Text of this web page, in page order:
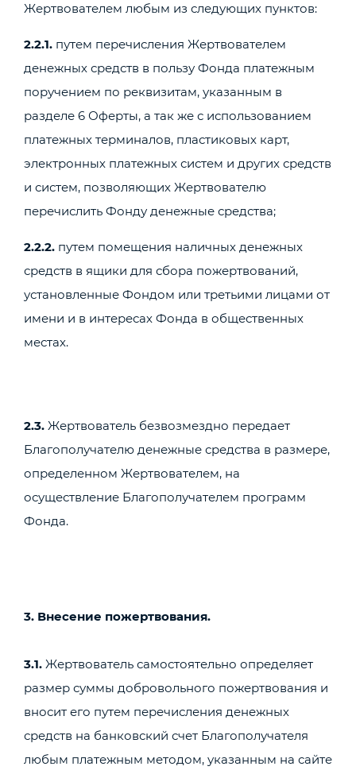
Жертвователем любым из следующих пунктов:
2.2.1. путем перечисления Жертвователем
денежных средств в пользу Фонда платежным
поручением по реквизитам, указанным в
разделе 6 Оферты, а так же с использованием
платежных терминалов, пластиковых карт,
электронных платежных систем и других средств
и систем, позволяющих Жертвователю
перечислить Фонду денежные средства;
2.2.2. путем помещения наличных денежных
средств в ящики для сбора пожертвований,
установленные Фондом или третьими лицами от
имени и в интересах Фонда в общественных
местах.
2.3. Жертвователь безвозмездно передает
Благополучателю денежные средства в размере,
определенном Жертвователем, на
осуществление Благополучателем программ
Фонда.
3. Внесение пожертвования.
3.1. Жертвователь самостоятельно определяет
размер суммы добровольного пожертвования и
вносит его путем перечисления денежных
средств на банковский счет Благополучателя
любым платежным методом, указанным на сайте